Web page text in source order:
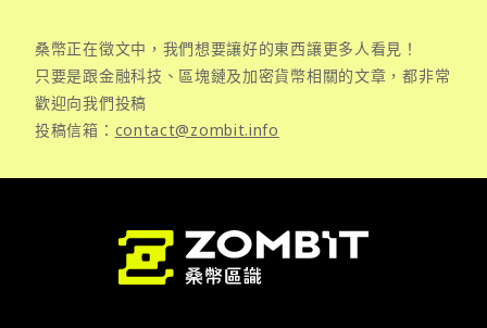
桑幣正在徵文中，我們想要讓好的東西讓更多人看見！
只要是跟金融科技、區塊鏈及加密貨幣相關的文章，都非常
歡迎向我們投稿
投稿信箱： contact@zombit.info